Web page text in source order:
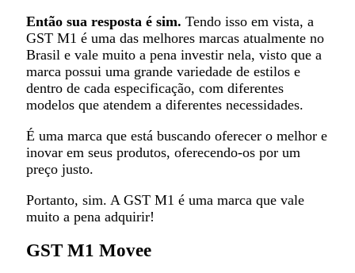
Então sua resposta é sim. Tendo isso em vista, a
GST M1 é uma das melhores marcas atualmente no
Brasil e vale muito a pena investir nela, visto que a
marca possui uma grande variedade de estilos e
dentro de cada especificação, com diferentes
modelos que atendem a diferentes necessidades.
É uma marca que está buscando oferecer o melhor e
inovar em seus produtos, oferecendo-os por um
preço justo.
Portanto, sim. A GST M1 é uma marca que vale
muito a pena adquirir!
GST M1 Movee